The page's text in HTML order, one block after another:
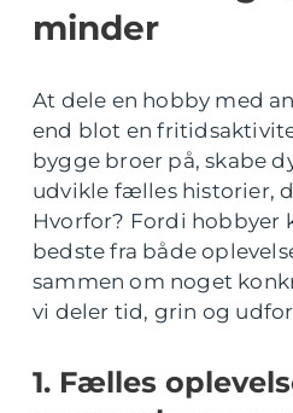
minder
At dele en hobby med
end blot en
bygge broer på, skabe
udvikle fælles historier,
Hvorfor? Fordi hobbyer
bedste fra både
sammen om noget
vi deler tid, grin og
1. Fælles